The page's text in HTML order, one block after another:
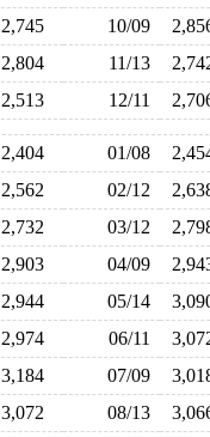
2,745 10/09
2,804 11/13
2,513 12/11
2,404 01/08
2,562 02/12
2,732 03/12
2,903 04/09
2,944 05/14
2,974 06/11
3,184 07/09
3,072 08/13